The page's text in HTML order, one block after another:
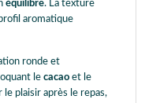
équilibre. La texture
aromatique
ronde et
le cacao et le
plaisir après le repas,